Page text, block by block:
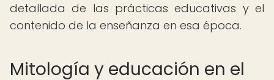
detallada de las prácticas educativas y el
contenido de la enseñanza en esa época.
Mitología y educación en el